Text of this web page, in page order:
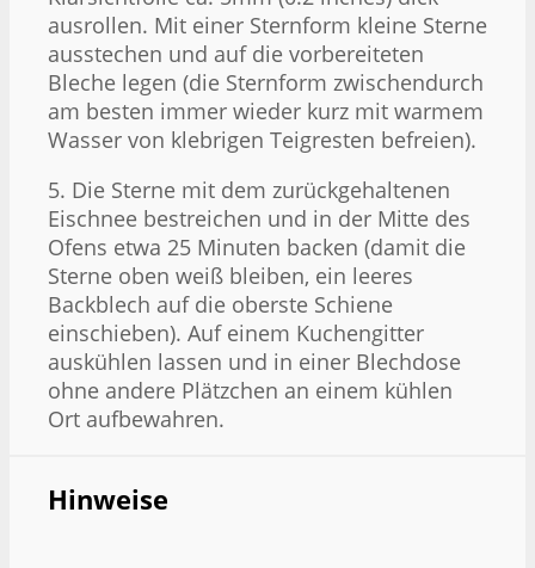
ausrollen. Mit einer Sternform kleine Sterne
ausstechen und auf die vorbereiteten
Bleche legen (die Sternform zwischendurch
am besten immer wieder kurz mit warmem
Wasser von klebrigen Teigresten befreien).
5. Die Sterne mit dem zurückgehaltenen
Eischnee bestreichen und in der Mitte des
Ofens etwa 25 Minuten backen (damit die
Sterne oben weiß bleiben, ein leeres
Backblech auf die oberste Schiene
einschieben). Auf einem Kuchengitter
auskühlen lassen und in einer Blechdose
ohne andere Plätzchen an einem kühlen
Ort aufbewahren.
Hinweise